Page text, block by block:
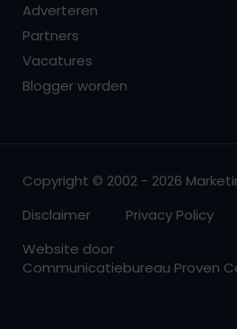
Adverteren
Partners
Vacatures
Blogger worden
Copyright © 2002 - 2026
Disclaimer
Privacy Policy
Website door
Communicatiebureau Proven